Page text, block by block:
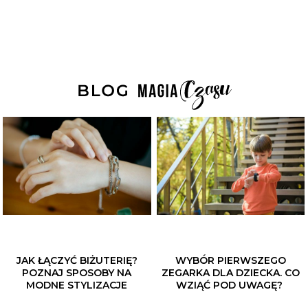
JAK ŁĄCZYĆ BIŻUTERIĘ?
POZNAJ SPOSOBY NA
MODNE STYLIZACJE
WYBÓR PIERWSZEGO
ZEGARKA DLA DZIECKA. CO
WZIĄĆ POD UWAGĘ?